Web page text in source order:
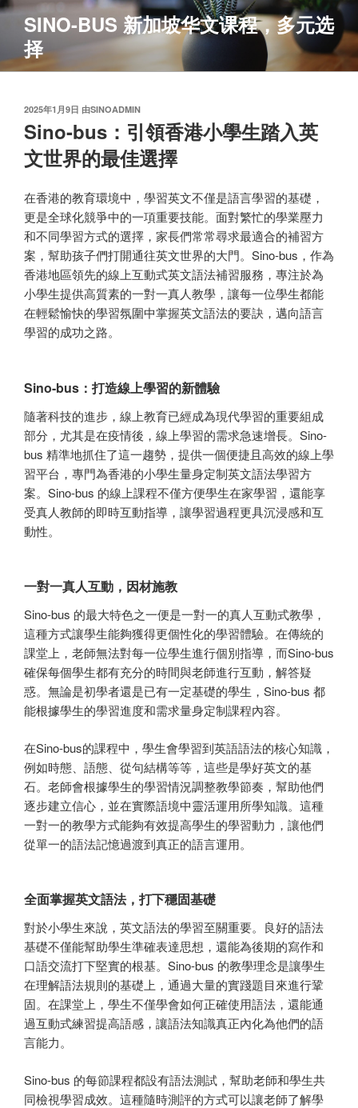
跳
容
SINO-BUS 新加坡华文课程，多元选
择
发
布
于
2025年1月9日 由SINOADMIN
Sino-bus：引領香港小學生踏入英
文世界的最佳選擇
在香港的教育環境中，學習英文不僅是語言學習的基礎，
更是全球化競爭中的一項重要技能。面對繁忙的學業壓力
和不同學習方式的選擇，家長們常常尋求最適合的補習方
案，幫助孩子們打開通往英文世界的大門。Sino-bus，作為
香港地區領先的線上互動式英文語法補習服務，專注於為
小學生提供高質素的一對一真人教學，讓每一位學生都能
在輕鬆愉快的學習氛圍中掌握英文語法的要訣，邁向語言
學習的成功之路。
Sino-bus：打造線上學習的新體驗
隨著科技的進步，線上教育已經成為現代學習的重要組成
部分，尤其是在疫情後，線上學習的需求急速增長。Sino-
bus 精準地抓住了這一趨勢，提供一個便捷且高效的線上學
習平台，專門為香港的小學生量身定制英文語法學習方
案。Sino-bus 的線上課程不僅方便學生在家學習，還能享
受真人教師的即時互動指導，讓學習過程更具沉浸感和互
動性。
一對一真人互動，因材施教
Sino-bus 的最大特色之一便是一對一的真人互動式教學，
這種方式讓學生能夠獲得更個性化的學習體驗。在傳統的
課堂上，老師無法對每一位學生進行個別指導，而Sino-bus
確保每個學生都有充分的時間與老師進行互動，解答疑
惑。無論是初學者還是已有一定基礎的學生，Sino-bus 都
能根據學生的學習進度和需求量身定制課程內容。
在Sino-bus的課程中，學生會學習到英語語法的核心知識，
例如時態、語態、從句結構等等，這些是學好英文的基
石。老師會根據學生的學習情況調整教學節奏，幫助他們
逐步建立信心，並在實際語境中靈活運用所學知識。這種
一對一的教學方式能夠有效提高學生的學習動力，讓他們
從單一的語法記憶過渡到真正的語言運用。
全面掌握英文語法，打下穩固基礎
對於小學生來說，英文語法的學習至關重要。良好的語法
基礎不僅能幫助學生準確表達思想，還能為後期的寫作和
口語交流打下堅實的根基。Sino-bus 的教學理念是讓學生
在理解語法規則的基礎上，通過大量的實踐題目來進行鞏
固。在課堂上，學生不僅學會如何正確使用語法，還能通
過互動式練習提高語感，讓語法知識真正內化為他們的語
言能力。
Sino-bus 的每節課程都設有語法測試，幫助老師和學生共
同檢視學習成效。這種隨時測評的方式可以讓老師了解學